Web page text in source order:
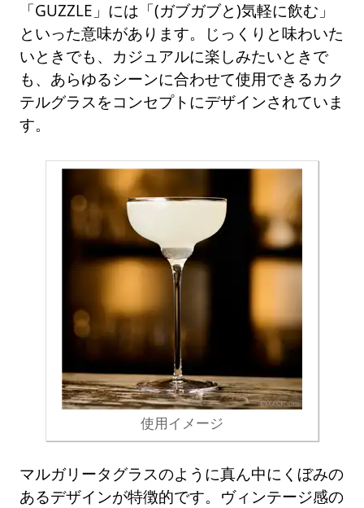
「GUZZLE」には「(ガブガブと)気軽に飲む」
といった意味があります。じっくりと味わいた
いときでも、カジュアルに楽しみたいときで
も、あらゆるシーンに合わせて使用できるカク
テルグラスをコンセプトにデザインされていま
す。
使用イメージ
マルガリータグラスのように真ん中にくぼみの
あるデザインが特徴的です。ヴィンテージ感の